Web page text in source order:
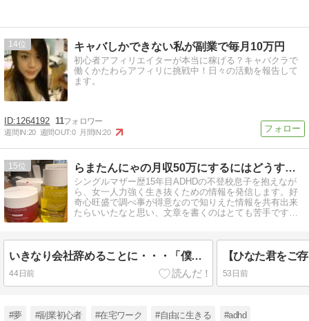
14 キャバしかできない私が副業で毎月10万円
初心者アフィリエイターが本当に稼げる？キャバクラで
働くかたわらアフィリに挑戦中！日々の活動を報告して
ます。
1264192 11
週間IN:20 週間OUT:0 月間IN:20
15 らまたんにゃの月収50万にするにはどうするブログ
シングルマザー歴15年目ADHDの不登校息子を抱えなが
ら、女一人力強く生き抜くための情報を発信します。好
奇心旺盛で調べ事が得意なので知りえた情報を共有出来
たらいいたなと思い、文章を書くのはとても苦手ですが
いきなり会社辞めることに・・・「僕と付き合わないなら次の就職先を探すことになるね」
44日前 53日前
#夢 #副業初心者 #在宅ワーク #自由に生きる #adhd